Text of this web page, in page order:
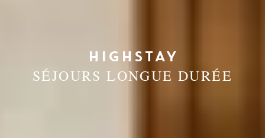
HIGHSTAY
SÉJOURS LONGUE DURÉE